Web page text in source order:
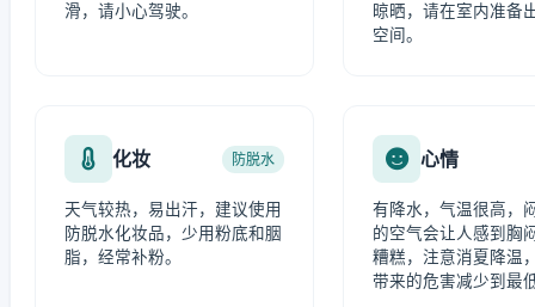
滑，请小心驾驶。
晾晒，请在室内准备
空间。
化妆 防脱水
天气较热，易出汗，建议使用
防脱水化妆品，少用粉底和胭
脂，经常补粉。
心情
有降水，气温很高，
的空气会让人感到胸
糟糕，注意消夏降温
带来的危害减少到最